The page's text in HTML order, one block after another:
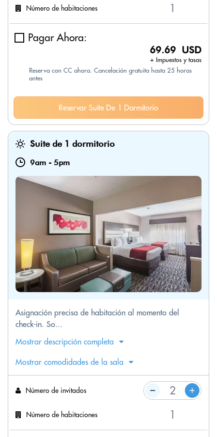
Número de habitaciones
Pagar Ahora:
69.69 USD
+ Impuestos y tasas
Reserva con CC ahora. Cancelación gratuita hasta 25 horas
antes
Reservar Suite De 1 Dormitorio
Suite de 1 dormitorio
9am - 5pm
Asignación precisa de habitación al momento del
check-in. So...
Mostrar descripción completa
Mostrar comodidades de la sala
Número de invitados
Número de habitaciones